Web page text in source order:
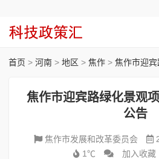
首页 > 河南 > 地区 > 焦作 > 焦作市迎宾路
焦作市迎宾路绿化景观
公告
焦作市发展和改革委员会
1℃
加入收藏